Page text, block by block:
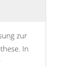
zur
In